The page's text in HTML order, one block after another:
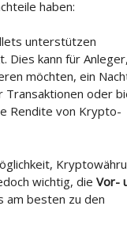
haben:
unterstützen
Dies kann für
möchten, ein
Transaktionen oder
Rendite von Krypto-
wichtig, die Vor-
am besten zu den